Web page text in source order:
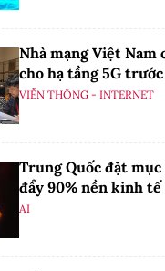
Nhà mạng Việt Nam
cho hạ tầng 5G
VIỄN THÔNG - INTERNET
Trung Quốc đặt
đẩy 90% nền kinh tế
AI